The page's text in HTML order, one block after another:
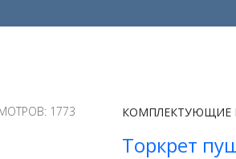
1773 КОМПЛЕКТУЮЩИЕ
Торкрет